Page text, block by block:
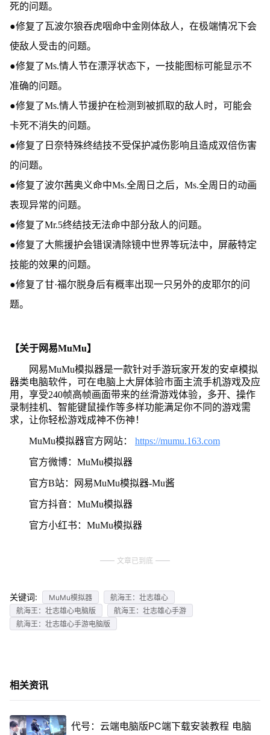
死的问题。
●修复了瓦波尔狼吞虎咽命中金刚体敌人，在极端情况下会
使敌人受击的问题。
●修复了Ms.情人节在漂浮状态下，一技能图标可能显示不
准确的问题。
●修复了Ms.情人节援护在检测到被抓取的敌人时，可能会
卡死不消失的问题。
●修复了日奈特殊终结技不受保护减伤影响且造成双倍伤害
的问题。
●修复了波尔茜奥义命中Ms.全周日之后，Ms.全周日的动画
表现异常的问题。
●修复了Mr.5终结技无法命中部分敌人的问题。
●修复了大熊援护会错误清除镜中世界等玩法中，屏蔽特定
技能的效果的问题。
●修复了甘·福尔脱身后有概率出现一只另外的皮耶尔的问
题。
【关于网易MuMu】
网易MuMu模拟器是一款针对手游玩家开发的安卓模拟
器类电脑软件，可在电脑上大屏体验市面主流手机游戏及应
用，享受240帧高帧画面带来的丝滑游戏体验，多开、操作
录制挂机、智能键鼠操作等多样功能满足你不同的游戏需
求，让你轻松游戏成神不伤神！
MuMu模拟器官方网站： https://mumu.163.com
官方微博：MuMu模拟器
官方B站：网易MuMu模拟器-Mu酱
官方抖音：MuMu模拟器
官方小红书：MuMu模拟器
文章已到底
关键词: MuMu模拟器
航海王：壮志雄心
航海王：壮志雄心电脑版
航海王：壮志雄心手游
航海王：壮志雄心手游电脑版
相关资讯
代号：云端电脑版PC端下载安装教程 电脑